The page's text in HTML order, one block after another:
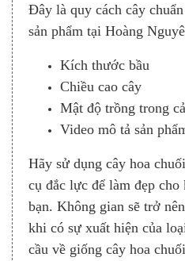
Đây là quy cách cây
sản phẩm tại Hoàng
Kích thước bầu
Chiều cao cây
Mật độ trồng trong
Video mô tả sản
Hãy sử dụng cây hoa
cụ đắc lực để làm đẹp
bạn. Không gian sẽ trở
khi có sự xuất hiện của
cầu về giống cây hoa